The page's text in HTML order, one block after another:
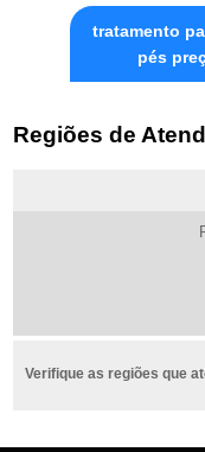
tratamento
pés
Regiões de
Verifique as regiões que